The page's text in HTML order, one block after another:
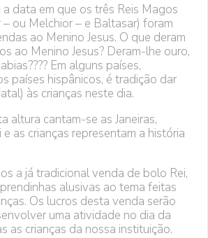
a data em que os três Reis Magos
– ou Melchior – e Baltasar) foram
ao Menino Jesus. O que deram
ao Menino Jesus? Deram-lhe ouro,
Em alguns países,
países hispânicos, é tradição dar
às crianças neste dia.
altura cantam-se as Janeiras,
as crianças representam a história
a já tradicional venda de bolo Rei,
alusivas ao tema feitas
Os lucros desta venda serão
uma atividade no dia da
as crianças da nossa instituição.